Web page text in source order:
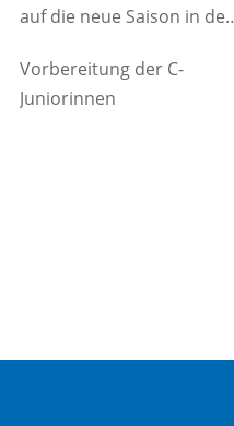
auf die neue Saison in der
Vorbereitung der C-
Juniorinnen